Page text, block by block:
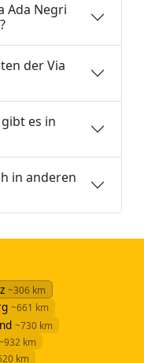
Ada Negri
der Via
es in
in anderen
~306 km
~661 km
~730 km
km
km